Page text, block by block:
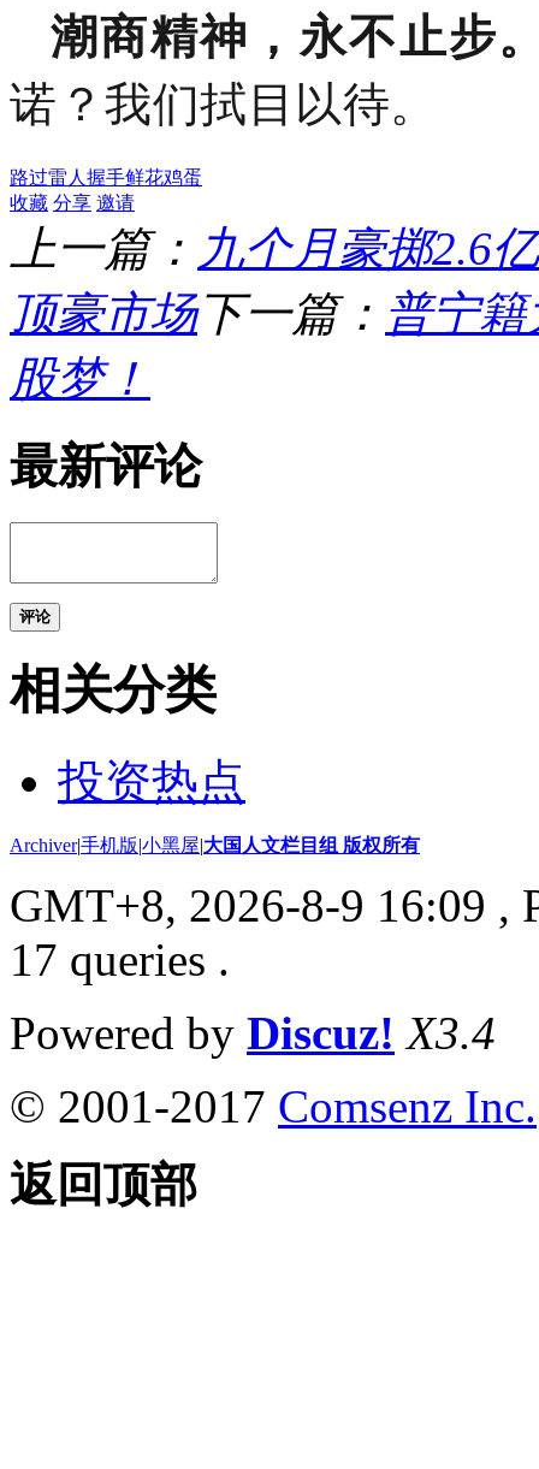
潮商精神，永不止步
诺？我们拭目以待。
路过雷人 握手鲜花鸡蛋
收藏 分享 邀请
上一篇： 九个月豪掷2.6
顶豪市场下一篇： 普宁
股梦！
最新评论
评论
相关分类
投资热点
Archiver|手机版|小黑屋|大国人文栏目组 版权所有
GMT+8, 2026-8-9 16:09 ,
17 queries .
Powered by Discuz! X3.4
© 2001-2017 Comsenz Inc.
返回顶部